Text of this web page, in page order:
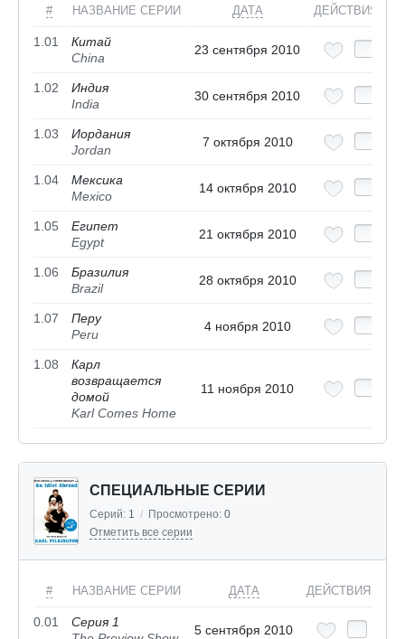
# НАЗВАНИЕ СЕРИИ ДАТА ДЕЙСТВИЯ
1.01
Китай
China
23 сентября 2010
1.02
Индия
India
30 сентября 2010
1.03
Иордания
Jordan
7 октября 2010
1.04
Мексика
Mexico
14 октября 2010
1.05
Египет
Egypt
21 октября 2010
1.06
Бразилия
Brazil
28 октября 2010
1.07
Перу
Peru
4 ноября 2010
1.08
Карл
возвращается
домой
Karl Comes Home
11 ноября 2010
СПЕЦИАЛЬНЫЕ СЕРИИ
Серий: 1 / Просмотрено: 0
Отметить все серии
# НАЗВАНИЕ СЕРИИ ДАТА ДЕЙСТВИЯ
0.01
Серия 1
5 сентября 2010